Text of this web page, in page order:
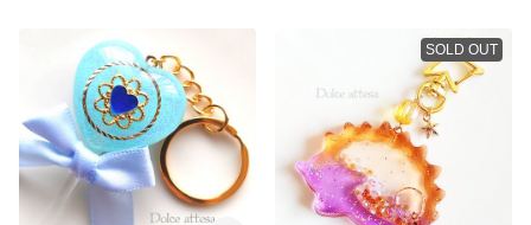
SOLD OUT